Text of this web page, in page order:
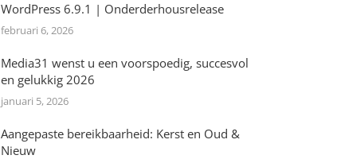
WordPress 6.9.1 | Onderderhousrelease
februari 6, 2026
Media31 wenst u een voorspoedig, succesvol
en gelukkig 2026
januari 5, 2026
Aangepaste bereikbaarheid: Kerst en Oud &
Nieuw